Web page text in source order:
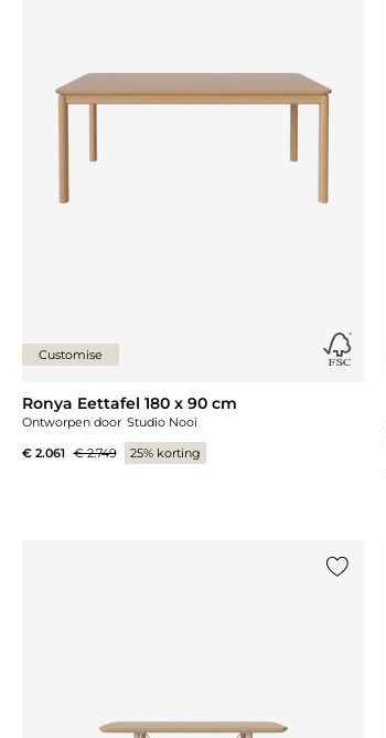
Customise
Ronya Eettafel 180 x 90 cm
Ontworpen door Studio Nooi
€ 2.061 € 2.749 25% korting